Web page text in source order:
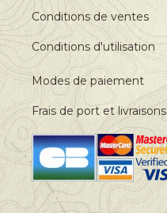
Conditions de ventes
Conditions d'utilisation
Modes de paiement
Frais de port et livraisons